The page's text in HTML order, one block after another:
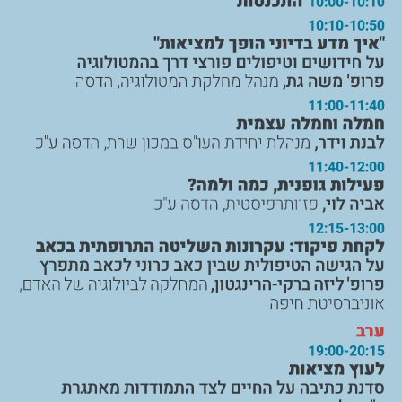
10:10-10:50
"איך מדע בדיוני הופך למציאות"
על חידושים וטיפולים פורצי דרך בהמטולוגיה
מנהל מחלקת המטולוגיה, הדסה פרופ' משה גת,
11:00-11:40
חמלה וחמלה עצמית
מנהלת יחידת העו"ס במכון שרת, הדסה ע"כ לבנת וידר,
11:40-12:00
פעילות גופנית, כמה ולמה?
פזיותרפיסטית, הדסה ע"כ אביה לוי,
12:15-13:00
לקחת פיקוד: עקרונות השליטה התרופתית בכאב
על הגישה הטיפולית שבין כאב כרוני לכאב מתפרץ
המחלקה לביולוגיה של האדם,הרינגטון,- פרופ' ליזה ברקי
אוניברסיטת חיפה
ערב
19:00-20:15
לעוץ מציאות
סדנת כתיבה על החיים לצד התמודדות מאתגרת